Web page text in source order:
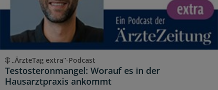
„ÄrzteTag extra“-Podcast
Testosteronmangel: Worauf es in der
Hausarztpraxis ankommt